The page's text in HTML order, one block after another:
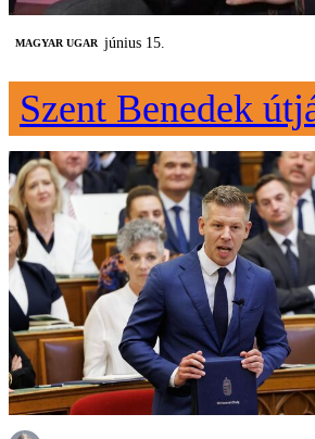
MAGYAR UGAR június 15.
Szent Benedek